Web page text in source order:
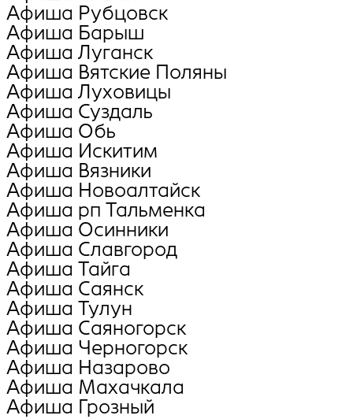
Афиша Рубцовск
Афиша Барыш
Афиша Луганск
Афиша Вятские Поляны
Афиша Луховицы
Афиша Суздаль
Афиша Обь
Афиша Искитим
Афиша Вязники
Афиша Новоалтайск
Афиша рп Тальменка
Афиша Осинники
Афиша Славгород
Афиша Тайга
Афиша Саянск
Афиша Тулун
Афиша Саяногорск
Афиша Черногорск
Афиша Назарово
Афиша Махачкала
Афиша Грозный